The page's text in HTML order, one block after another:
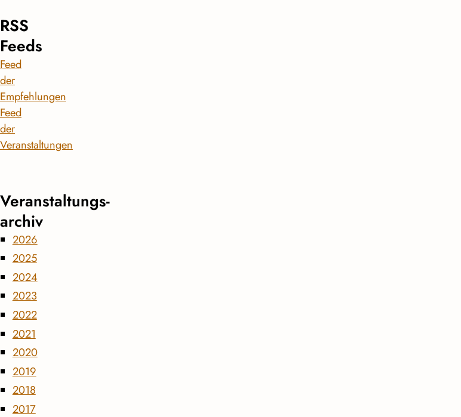
RSS
Feeds
Feed
der
Empfehlungen
Feed
der
Veranstaltungen
Veranstaltungs­
archiv
2026
2025
2024
2023
2022
2021
2020
2019
2018
2017